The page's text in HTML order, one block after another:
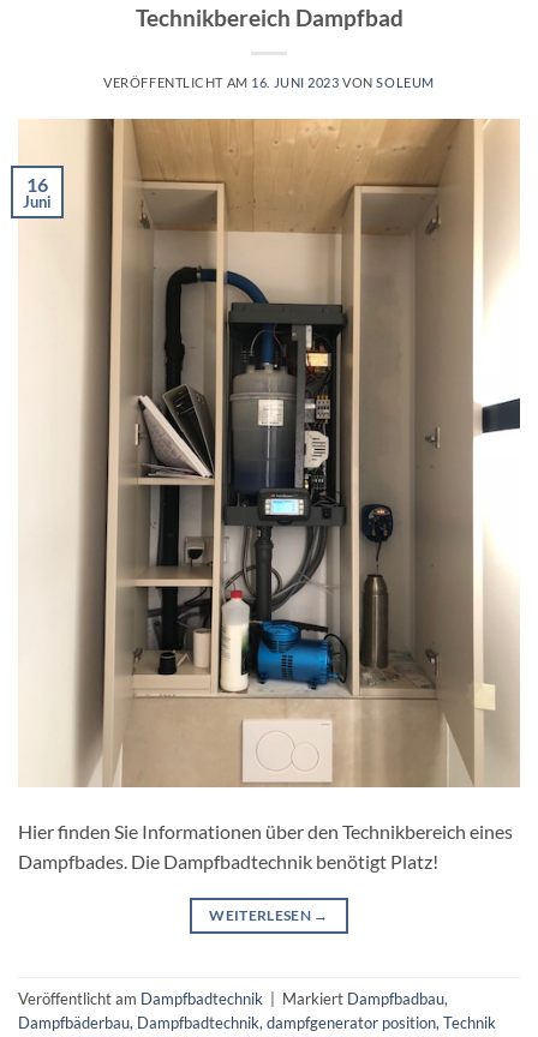
Technikbereich Dampfbad
VERÖFFENTLICHT AM 16. JUNI 2023 VONSOLEUM
16
Juni
Hier finden Sie Informationen über den Technikbereich eines
Dampfbades. Die Dampfbadtechnik benötigt Platz!
WEITERLESEN →
Veröffentlicht am Dampfbadtechnik Markiert Dampfbadbau,
Dampfbäderbau, Dampfbadtechnik, dampfgenerator position, Technik